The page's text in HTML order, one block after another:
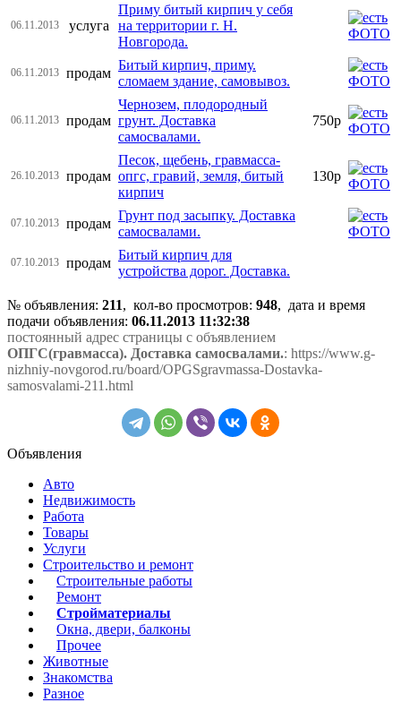
06.11.2013 услуга
Приму битый кирпич у себя
на территории г. Н.
Новгорода.
06.11.2013 продам
Битый кирпич, приму.
сломаем здание, самовывоз.
06.11.2013 продам
Чернозем, плодородный
грунт. Доставка
самосвалами.
750р
26.10.2013 продам
Песок, щебень, гравмасса-
опгс, гравий, земля, битый
кирпич
130р
07.10.2013 продам
Грунт под засыпку. Доставка
самосвалами.
07.10.2013 продам
Битый кирпич для
устройства дорог. Доставка.
№ объявления: 211, кол-во просмотров: 948, дата и время
подачи объявления: 06.11.2013 11:32:38
постоянный адрес страницы с объявлением
ОПГС(гравмасса). Доставка самосвалами.: https://www.g-
nizhniy-novgorod.ru/board/OPGSgravmassa-Dostavka-
samosvalami-211.html
Объявления
Авто
Недвижимость
Работа
Товары
Услуги
Строительство и ремонт
Строительные работы
Ремонт
Стройматериалы
Окна, двери, балконы
Прочее
Животные
Знакомства
Разное